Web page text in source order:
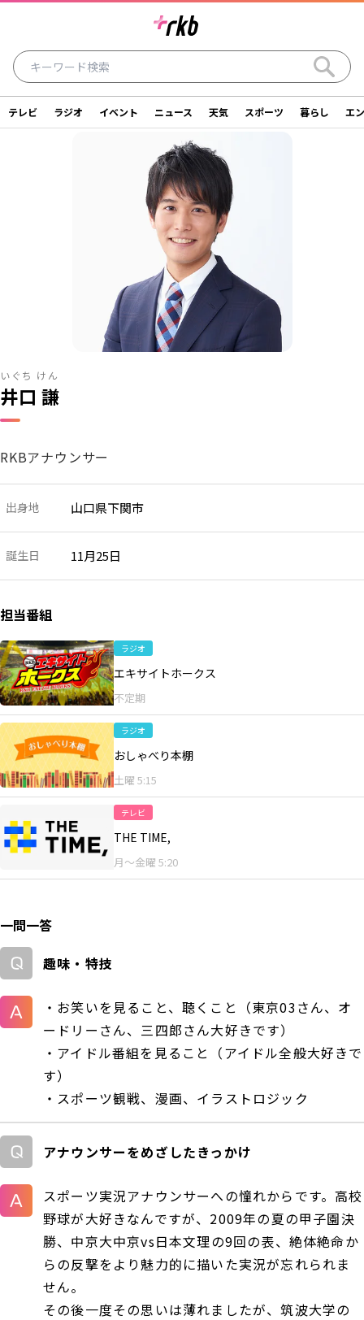
テレビ ラジオ イベント ニュース
スポーツ 暮らし
アナウンサー ライター
ショッピング SNS一覧
ご意見・お問い合わせ
後援依頼申請について
スタジオ見学について
採用情報について
RKB毎日ホールディングス
テレビ ラジオ イベント ニュース 天気 スポーツ 暮らし エ
いぐち けん
井口 謙
RKBアナウンサー
出身地 山口県下関市
誕生日 11月25日
担当番組
ラジオ
エキサイトホークス
不定期
ラジオ
おしゃべり本棚
土曜 5:15
テレビ
THE TIME,
月～金曜 5:20
一問一答
趣味・特技
・お笑いを見ること、聴くこと（東京03さん、オ
ードリーさん、三四郎さん大好きです）
・アイドル番組を見ること（アイドル全般大好きで
す）
・スポーツ観戦、漫画、イラストロジック
アナウンサーをめざしたきっかけ
スポーツ実況アナウンサーへの憧れからです。高校
野球が大好きなんですが、2009年の夏の甲子園決
勝、中京大中京vs日本文理の9回の表、絶体絶命か
らの反撃をより魅力的に描いた実況が忘れられま
せん。
その後一度その思いは薄れましたが、筑波大学の